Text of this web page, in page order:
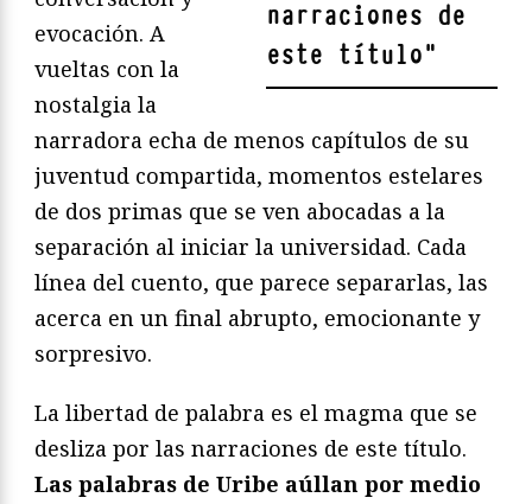
narraciones de
este título"
evocación. A
vueltas con la
nostalgia la
narradora echa de menos capítulos de su
juventud compartida, momentos estelares
de dos primas que se ven abocadas a la
separación al iniciar la universidad. Cada
línea del cuento, que parece separarlas, las
acerca en un final abrupto, emocionante y
sorpresivo.
La libertad de palabra es el magma que se
desliza por las narraciones de este título.
Las palabras de Uribe aúllan por medio